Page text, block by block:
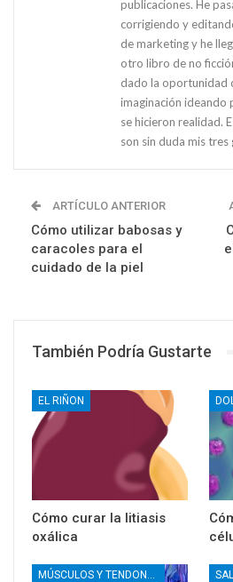
publicaciones. He
corrigiendo y
de marketing y he
otro libro de no
dado la oportunidad
imaginación ideando
se hicieron realidad.
son sin duda mis tres
ARTÍCULO ANTERIOR
Cómo utilizar babosas y
caracoles para el
cuidado de la piel
También Podría Gustarte
EL RIÑON
Cómo curar la litiasis
oxálica